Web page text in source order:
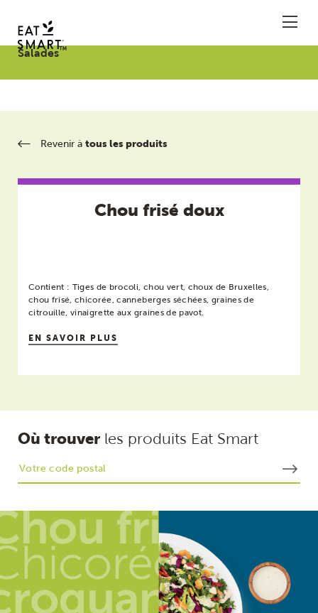
SALADES HACHÉES PRÊTES À SERVIR
Santa Maria, CA 93455
SERVICE À LA CLIENTÈLE :
1-800-626-2746
Eat Smart est une marque de Curation Foods.
CurationFoods.com.
Salades™
Revenir à tous les produits
Chou frisé doux
Contient : Tiges de brocoli, chou vert, choux de Bruxelles,
chou frisé, chicorée, canneberges séchées, graines de
citrouille, vinaigrette aux graines de pavot.
EN SAVOIR PLUS
Où trouverles produits Eat Smart